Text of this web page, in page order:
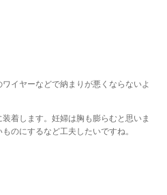
イヤーなどで納まりが悪くならないよ
着します。妊婦は胸も膨らむと思いま
のにするなど工夫したいですね。